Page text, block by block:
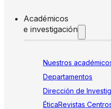
Académicos
e investigación
Nuestros
Departamentos
Dirección de
ÉticaRevistas